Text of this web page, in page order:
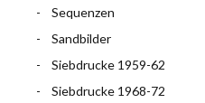
Sequenzen
Sandbilder
Siebdrucke 1959-62
Siebdrucke 1968-72